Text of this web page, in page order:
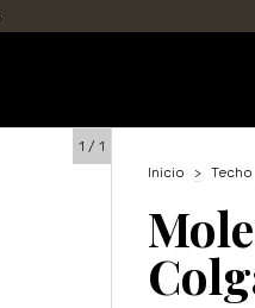
1 / 1
Inicio
> Techo